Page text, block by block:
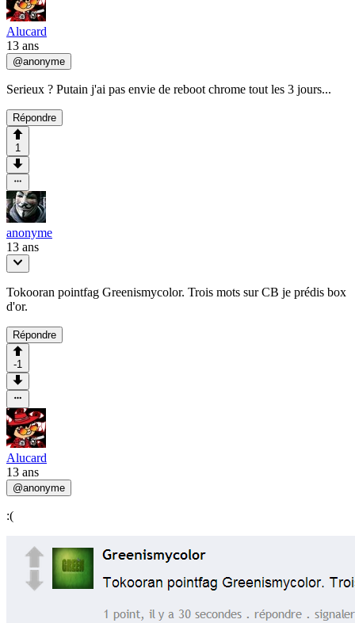
Alucard
13 ans
@anonyme
Serieux ? Putain j'ai pas envie de reboot chrome tout les 3 jours...
Répondre
1
anonyme
13 ans
Tokooran pointfag Greenismycolor. Trois mots sur CB je prédis box
d'or.
Répondre
-1
Alucard
13 ans
@anonyme
:(